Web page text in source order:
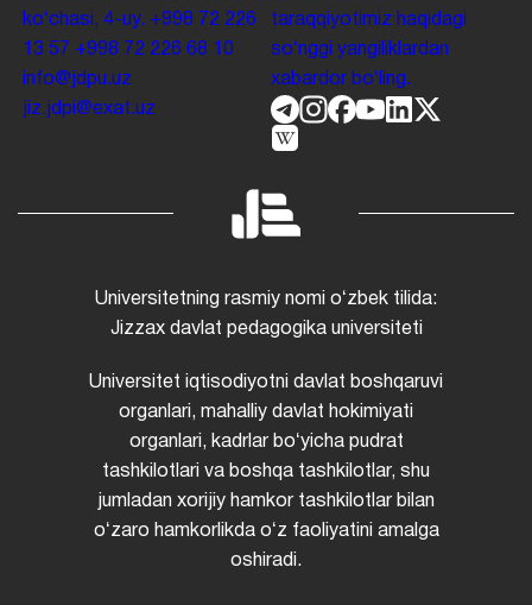
koʻchasi, 4-uy. +998 72 226
13 57 +998 72 226 68 10
info@jdpu.uz
jiz.jdpi@exat.uz
taraqqiyotimiz haqidagi
soʻnggi yangiliklardan
xabardor boʻling.
Universitetning rasmiy nomi oʻzbek tilida:
Jizzax davlat pedagogika universiteti
Universitet iqtisodiyotni davlat boshqaruvi
organlari, mahalliy davlat hokimiyati
organlari, kadrlar boʻyicha pudrat
tashkilotlari va boshqa tashkilotlar, shu
jumladan xorijiy hamkor tashkilotlar bilan
oʻzaro hamkorlikda oʻz faoliyatini amalga
oshiradi.